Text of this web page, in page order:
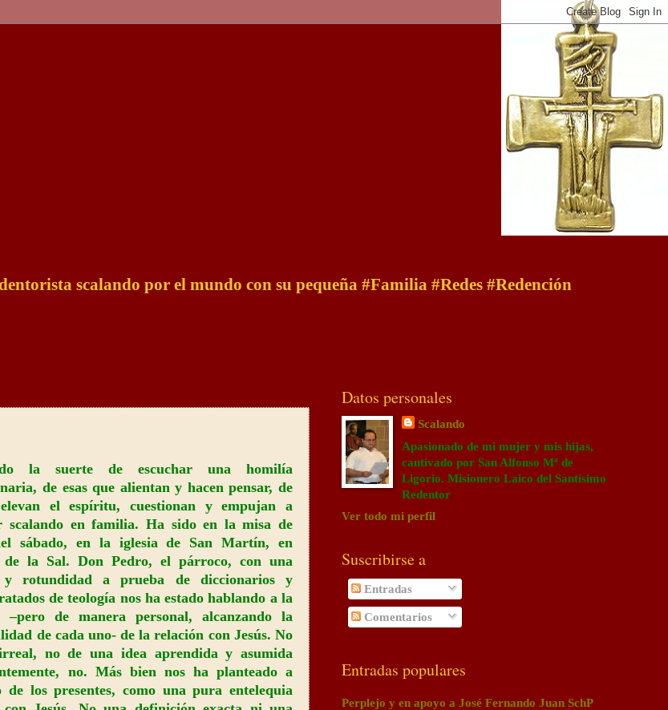
scalando por el mundo con su pequeña #Familia #Redes #Redención
la suerte de escuchar una homilía
de esas que alientan y hacen pensar, de
el espíritu, cuestionan y empujan a
scalando en familia. Ha sido en la misa de
sábado, en la iglesia de San Martín, en
de la Sal. Don Pedro, el párroco, con una
y rotundidad a prueba de diccionarios y
de teología nos ha estado hablando a la
–pero de manera personal, alcanzando la
de cada uno- de la relación con Jesús. No
no de una idea aprendida y asumida
no. Más bien nos ha planteado a
de los presentes, como una pura entelequia
Datos personales
Scalando
Apasionado de mi mujer y mis hijas,
cautivado por San Alfonso Mª de
Ligorio. Misionero Laico del Santísimo
Redentor
Ver todo mi perfil
Suscribirse a
Entradas
Comentarios
Entradas populares
Perplejo y en apoyo a José Fernando Juan SchP